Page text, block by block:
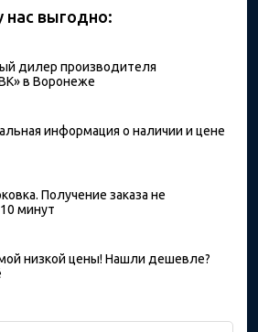
нас выгодно:
дилер производителя
в Воронеже
информация о наличии и цене
Получение заказа не
минут
низкой цены! Нашли дешевле?